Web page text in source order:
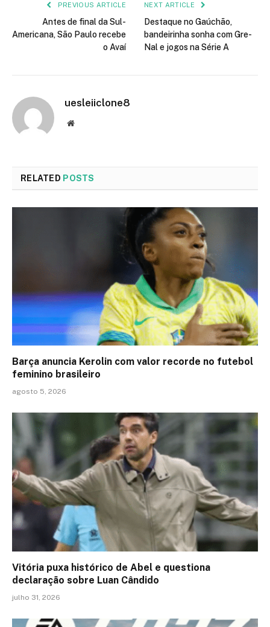
PREVIOUS ARTICLE
Antes de final da Sul-
Americana, São Paulo recebe
o Avaí
NEXT ARTICLE
Destaque no Gaúchão,
bandeirinha sonha com Gre-
Nal e jogos na Série A
uesleiiclone8
Website
RELATED POSTS
Barça anuncia Kerolin com valor recorde no futebol
feminino brasileiro
agosto 5, 2026
Vitória puxa histórico de Abel e questiona
declaração sobre Luan Cândido
julho 31, 2026